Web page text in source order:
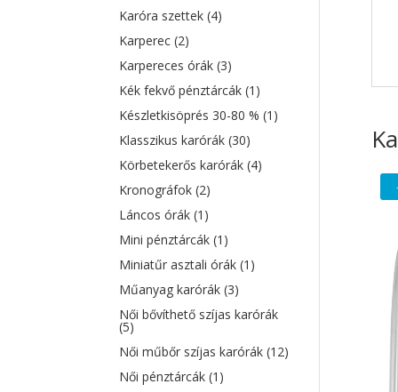
Karóra szettek(4)
Karperec(2)
Karpereces órák(3)
Kék fekvő pénztárcák(1)
Készletkisöprés 30-80 %(1)
Klasszikus karórák(30)
Körbetekerős karórák(4)
Kronográfok(2)
Láncos órák(1)
Mini pénztárcák(1)
Miniatűr asztali órák(1)
Műanyag karórák(3)
Női bővíthető szíjas karórák
(5)
Női műbőr szíjas karórák(12)
Női pénztárcák(1)